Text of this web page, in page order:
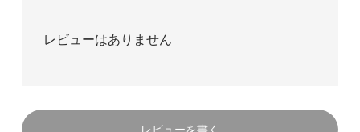
レビューはありません